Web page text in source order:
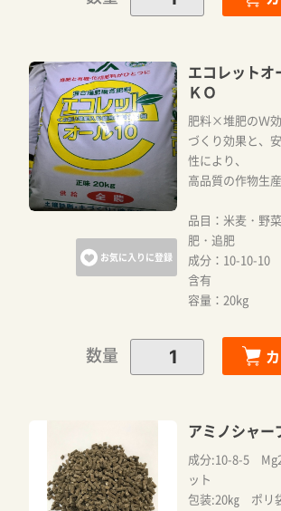
お気に入りに登録
エコレット
ＫＯ
肥料×堆肥のＷ
づくり効果と、
性により、
高品質の作物生産
品目：米麦・野
肥・追肥
成分：10-10-10
含有
容量：20kg
数量
アミノシャー
成分:10-8-5
ット
包装:20㎏ ポリ
カートに追加しまし
お買い物を続ける